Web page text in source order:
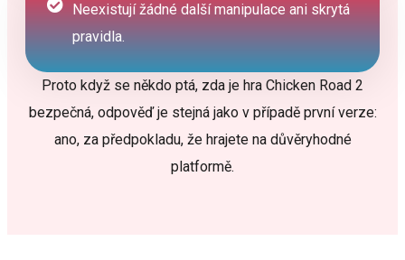
Neexistují žádné další manipulace ani skrytá
pravidla.
Proto když se někdo ptá, zda je hra Chicken Road 2
bezpečná, odpověď je stejná jako v případě první verze:
ano, za předpokladu, že hrajete na důvěryhodné
platformě.